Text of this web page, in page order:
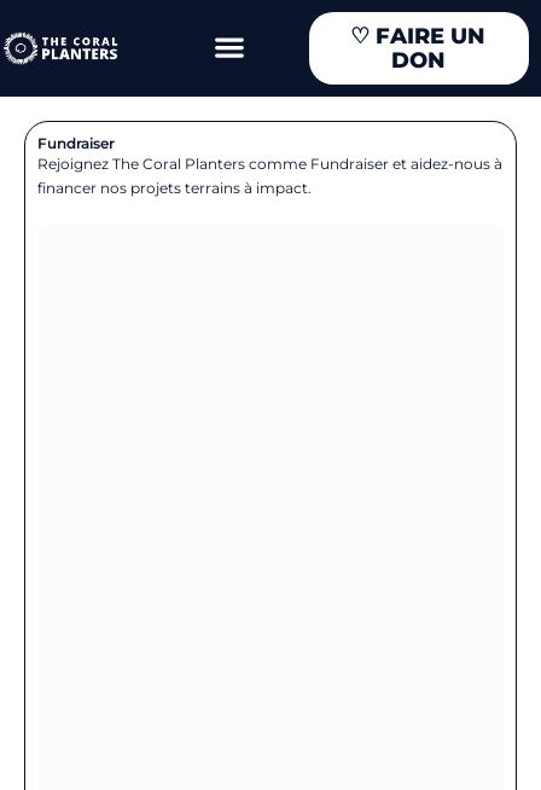
au
contenu
♡ FAIRE UN
DON
Fundraiser
Rejoignez The Coral Planters comme Fundraiser et aidez-nous à
financer nos projets terrains à impact.